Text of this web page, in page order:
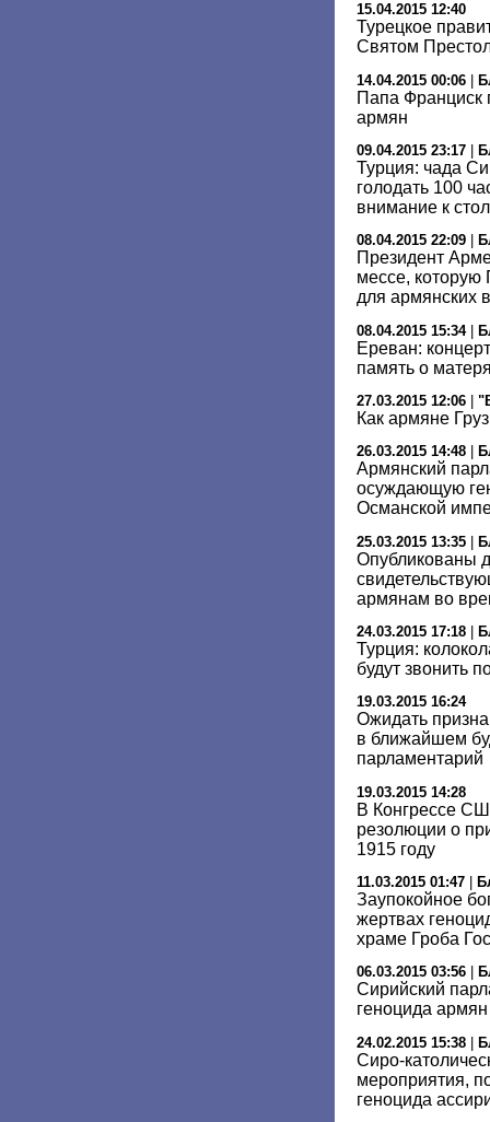
15.04.2015 12:40
Турецкое
Святом
14.04.2015 00:06 |
Папа Франциск
армян
09.04.2015 23:17
Турция: чада
голодать 100
внимание к
08.04.2015 22:09
Президент
мессе,
для армянских
08.04.2015 15:34|
Ереван:
память о
27.03.2015 12:06
Как армяне
26.03.2015 14:48
Армянский
осуждающую
Османской
25.03.2015 13:35 |
Опубликованы
армянам во
24.03.2015 17:18
Турция:
будут звонить
19.03.2015 16:24
Ожидать
в ближайшем
парламентарий
19.03.2015 14:28
В Конгрессе
резолюции о
1915 году
11.03.2015 01:47
Заупокойное
жертвах
храме Гроба
06.03.2015 03:56
Сирийский
геноцида армян
24.02.2015 15:38 |
Сиро-
мероприятия,
геноцида